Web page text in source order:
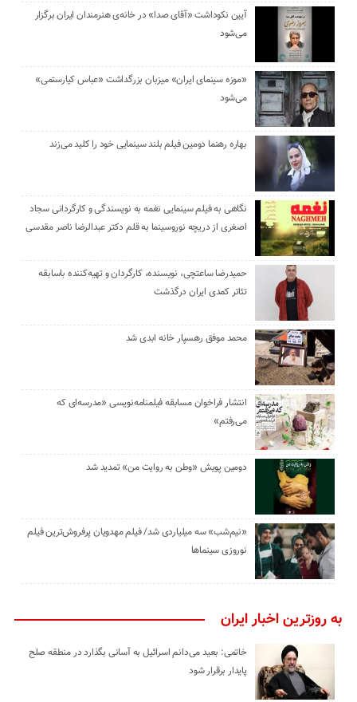
آیین نکوداشت «آقای صدا» در خانه‌ی هنرمندان ایران برگزار
می‌شود
«موزه سینمای ایران» میزبان بزرگداشت «عباس کیارستمی»
می‌شود
بهاره رهنما دومین فیلم بلند سینمایی خود را کلید می‌زند
نگاهی به فیلم سینمایی نغمه به نویسندگی و کارگردانی سجاد
اصغری از دریچه نوروسینما به قلم دکتر عبدالرضا ناصر مقدسی
حمیدرضا ساعتچی، نویسنده، کارگردان و تهیه‌کننده باسابقه
تئاتر کمدی ایران درگذشت
محمد موفق رهسپار خانه ابدی شد
انتشار فراخوان مسابقه فیلمنامه‌نویسی «مدرسه‌ای که
می‌رفتم»
دومین پویش «وطن به روایت من» تمدید شد
«نیم‌شب» سه میلیاردی شد/ فیلم مهدویان پرفروش‌ترین فیلم
نوروزی سینماها
به روزترین اخبار ایران
خاتمی: بعید می‌دانم اسرائیل به آسانی بگذارد در منطقه صلح
پایدار برقرار شود